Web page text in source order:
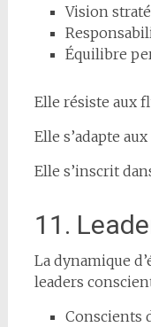
Vision
Équilibre
Elle résiste aux
Elle s’adapte
Elle s’inscrit
11.
La dynamique
leaders
Conscients